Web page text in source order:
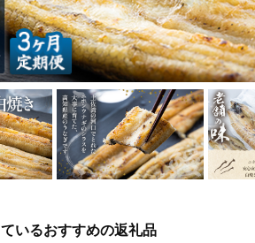
いるおすすめの返礼品